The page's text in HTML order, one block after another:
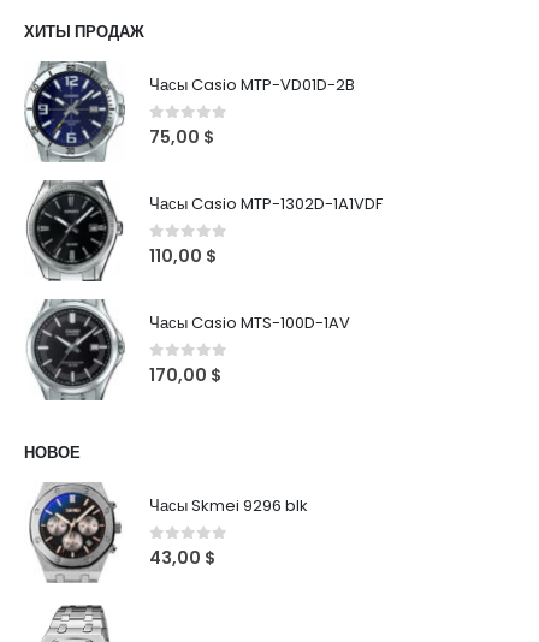
ХИТЫ ПРОДАЖ
Часы Casio MTP-VD01D-2B
0out of 5
75,00 $
Часы Casio MTP-1302D-1A1VDF
0out of 5
110,00 $
Часы Casio MTS-100D-1AV
0out of 5
170,00 $
НОВОЕ
Часы Skmei 9296 blk
0 out of 5
43,00 $